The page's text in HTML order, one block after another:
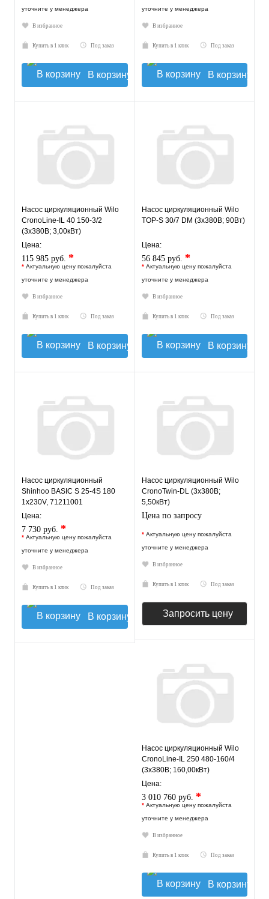
уточните у менеджера
В избранное
Купить в 1 клик Под заказ
В корзину
уточните у менеджера
В избранное
Купить в 1 клик Под заказ
В корзину
Насос циркуляционный Wilo
CronoLine-IL 40 150-3/2
(3х380В; 3,00кВт)
Цена:
115 985 руб. *
* Актуальную цену пожалуйста
уточните у менеджера
В избранное
Купить в 1 клик Под заказ
В корзину
Насос циркуляционный Wilo
TOP-S 30/7 DM (3х380В; 90Вт)
Цена:
56 845 руб. *
* Актуальную цену пожалуйста
уточните у менеджера
В избранное
Купить в 1 клик Под заказ
В корзину
Насос циркуляционный
Shinhoo BASIC S 25-4S 180
1x230V, 71211001
Цена:
7 730 руб. *
* Актуальную цену пожалуйста
уточните у менеджера
В избранное
Купить в 1 клик Под заказ
В корзину
Насос циркуляционный Wilo
CronoTwin-DL (3х380В;
5,50кВт)
Цена по запросу
* Актуальную цену пожалуйста
уточните у менеджера
В избранное
Купить в 1 клик Под заказ
Запросить цену
Насос циркуляционный Wilo
CronoLine-IL 250 480-160/4
(3х380В; 160,00кВт)
Цена:
3 010 760 руб. *
* Актуальную цену пожалуйста
уточните у менеджера
В избранное
Купить в 1 клик Под заказ
В корзину